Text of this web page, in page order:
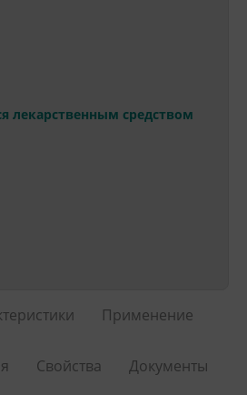
лекарственным средством
Применение
Свойства Документы